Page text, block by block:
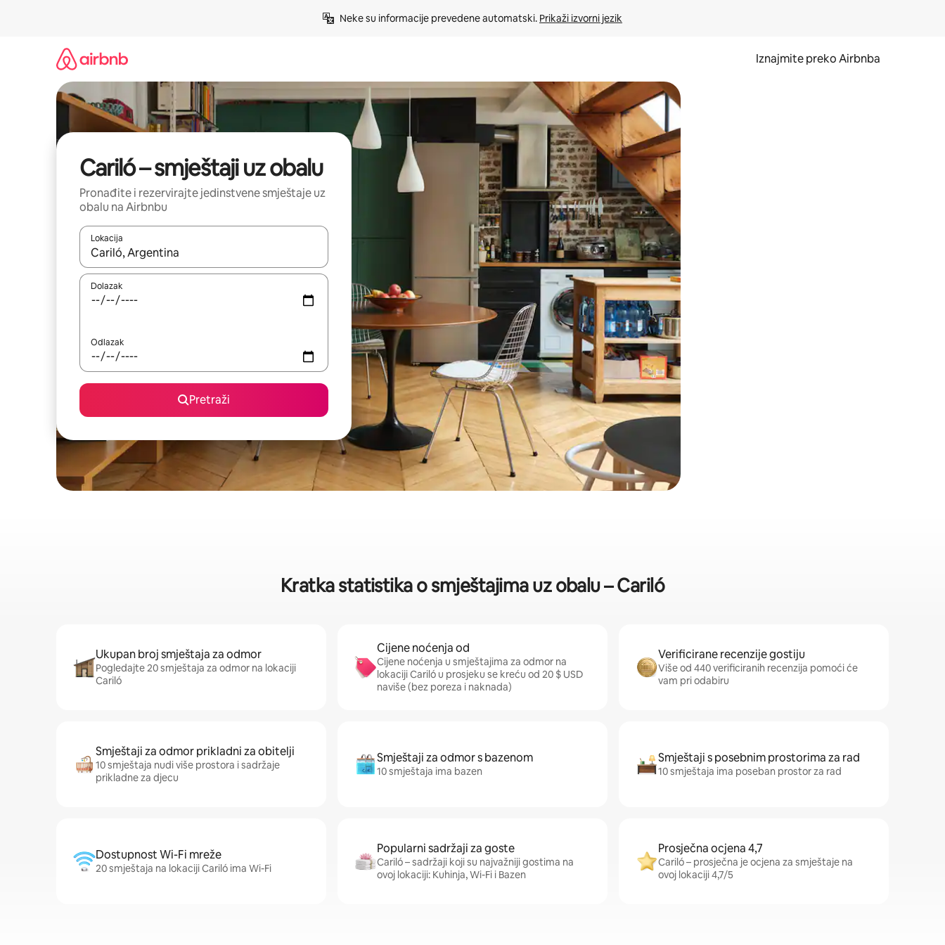
Neke su informacije prevedene automatski. Prikaži izvorni jezik
Iznajmite preko Airbnba
Cariló – smještaji uz obalu
Pronađite i rezervirajte jedinstvene smještaje uz
obalu na Airbnbu
Lokacija
Kada budu dostupni rezultati, moći ćete ih pregledati koristeći se strelicama prema gore i prema dolje, kao i dodirom ili prelaskom prstom po zaslonu.
Dolazak
Odlazak
Pretraži
Kratka statistika o smještajima uz obalu – Cariló
Ukupan broj smještaja za odmor
Pogledajte 20 smještaja za odmor na lokaciji
Cariló
Cijene noćenja od
Cijene noćenja u smještajima za odmor na
lokaciji Cariló u prosjeku se kreću od 20 $ USD
naviše (bez poreza i naknada)
Verificirane recenzije gostiju
Više od 440 verificiranih recenzija pomoći će
vam pri odabiru
Smještaji za odmor prikladni za obitelji
10 smještaja nudi više prostora i sadržaje
prikladne za djecu
Smještaji za odmor s bazenom
10 smještaja ima bazen
Smještaji s posebnim prostorima za rad
10 smještaja ima poseban prostor za rad
Dostupnost Wi-Fi mreže
20 smještaja na lokaciji Cariló ima Wi-Fi
Popularni sadržaji za goste
Cariló – sadržaji koji su najvažniji gostima na
ovoj lokaciji: Kuhinja, Wi-Fi i Bazen
Prosječna ocjena 4,7
Cariló – prosječna je ocjena za smještaje na
ovoj lokaciji 4,7/5